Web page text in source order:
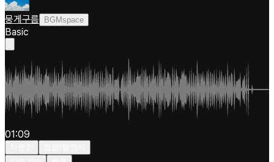
뭉게구름 BGMspace
Basic
01:09